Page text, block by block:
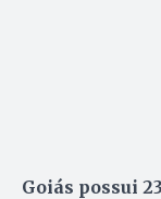
Goiás possui